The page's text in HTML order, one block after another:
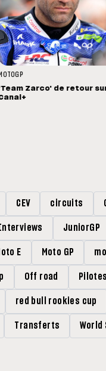
Zarco' de retour
CEV circuits
JuniorGP
E Moto GP
Off road
red bull rookies cup
Transferts World